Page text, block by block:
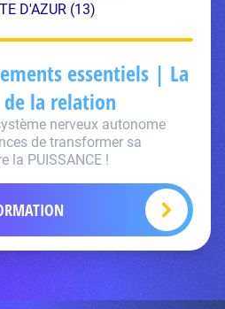
D'AZUR (13)
essentiels | La
de la relation
nerveux autonome
de transformer sa
la PUISSANCE !